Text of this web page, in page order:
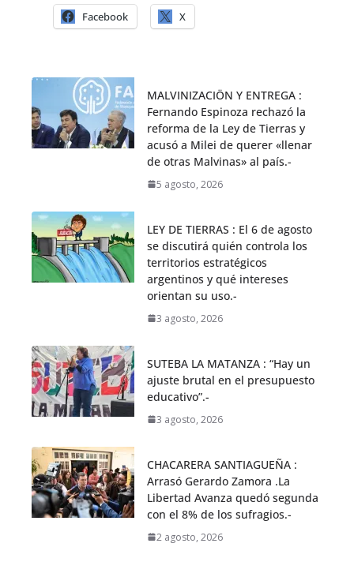
Facebook X
MALVINIZACIÖN Y ENTREGA :
Fernando Espinoza rechazó la
reforma de la Ley de Tierras y
acusó a Milei de querer «llenar
de otras Malvinas» al país.-
5 agosto, 2026
LEY DE TIERRAS : El 6 de agosto
se discutirá quién controla los
territorios estratégicos
argentinos y qué intereses
orientan su uso.-
3 agosto, 2026
SUTEBA LA MATANZA : “Hay un
ajuste brutal en el presupuesto
educativo”.-
3 agosto, 2026
CHACARERA SANTIAGUEÑA :
Arrasó Gerardo Zamora .La
Libertad Avanza quedó segunda
con el 8% de los sufragios.-
2 agosto, 2026